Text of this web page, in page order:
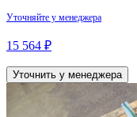
Уточняйте у менеджера
15 564 ₽
Уточнить у менеджера